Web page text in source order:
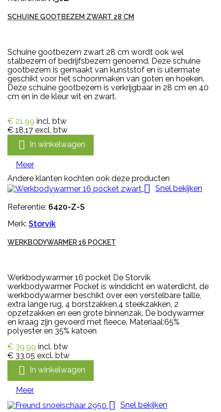
SCHUINE GOOTBEZEM ZWART 28 CM
Schuine gootbezem zwart 28 cm wordt ook wel
stalbezem of bedrijfsbezem genoemd. Deze schuine
gootbezem is gemaakt van kunststof en is uitermate
geschikt voor het schoonmaken van goten en hoeken.
Deze schuine gootbezem is verkrijgbaar in 28 cm en 40
cm en in de kleur wit en zwart.
€ 21,99 incl. btw
€ 18,17 excl. btw
 In winkelwagen
Meer
Andere klanten kochten ook deze producten
 Snel bekijken
Referentie: 6420-Z-S
Merk: Storvik
WERKBODYWARMER 16 POCKET
Werkbodywarmer 16 pocket De Storvik
werkbodywarmer Pocket is winddicht en waterdicht. de
werkbodywarmer beschikt over een verstelbare taille,
extra lange rug, 4 borstzakken,4 steekzakken, 2
opzetzakken en een grote binnenzak. De bodywarmer
en kraag zijn gevoerd met fleece. Materiaal:65%
polyester en 35% katoen
€ 39,99 incl. btw
€ 33,05 excl. btw
 In winkelwagen
Meer
 Snel bekijken